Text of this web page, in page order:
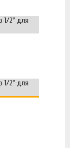
1/2" для
1/2" для